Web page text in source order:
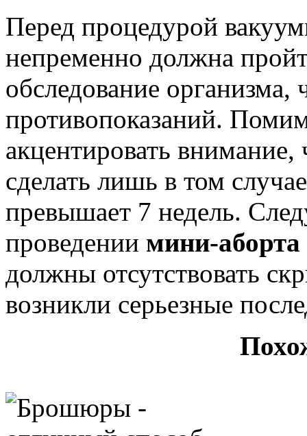
Перед процедурой
непременно должна
обследование организма,
противопоказаний.
акцентировать
сделать лишь в том
превышает 7 недель.
проведении мини-аборта
должны отсутствовать
возникли серьезные